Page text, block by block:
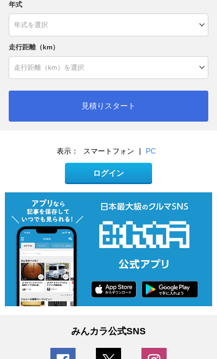
年式
走行距離（km）
見積りスタート
表示： スマートフォン | PC
ログイン
みんカラ公式SNS